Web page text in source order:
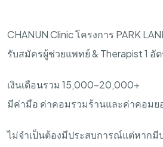
CHANUN Clinic โครงการ PARK
รับสมัครผู้ช่วยแพทย์ & Therapist 1 อั
เงินเดือนรวม 15,000-20,000+
มีค่ามือ ค่าคอมรวมร้านและค่าคอมย
ไม่จำเป็นต้องมีประสบการณ์แต่หากมี